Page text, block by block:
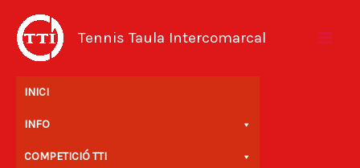
contingut
Tennis Taula Intercomarcal
INICI
INFO
COMPETICIÓ TTI